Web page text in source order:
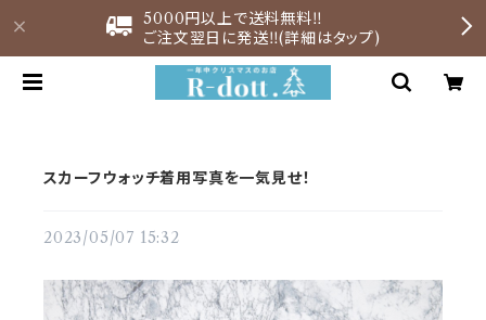
5000円以上で送料無料‼︎
ご注文翌日に発送‼︎(詳細はタップ)
スカーフウォッチ着用写真を一気見せ！
2023/05/07 15:32